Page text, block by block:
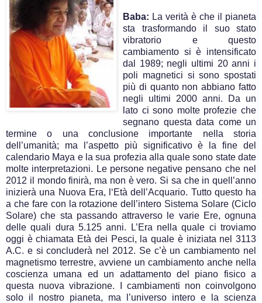
Baba: La verità è che il pianeta
sta trasformando il suo stato
vibratorio e questo
cambiamento si è intensificato
dal 1989; negli ultimi 20 anni i
poli magnetici si sono spostati
più di quanto non abbiano fatto
negli ultimi 2000 anni. Da un
lato ci sono molte profezie che
segnano questa data come un
termine o una conclusione importante nella storia
dell’umanità; ma l’aspetto più significativo è la fine del
calendario Maya e la sua profezia alla quale sono state date
molte interpretazioni. Le persone negative pensano che nel
2012 il mondo finirà, ma non è vero. Si sa che in quell’anno
inizierà una Nuova Era, l‘Età dell’Acquario. Tutto questo ha
a che fare con la rotazione dell’intero Sistema Solare (Ciclo
Solare) che sta passando attraverso le varie Ere, ognuna
delle quali dura 5.125 anni. L’Era nella quale ci troviamo
oggi è chiamata Età dei Pesci, la quale è iniziata nel 3113
A.C. e si concluderà nel 2012. Se c’è un cambiamento nel
magnetismo terrestre, avviene un cambiamento anche nella
coscienza umana ed un adattamento del piano fisico a
questa nuova vibrazione. I cambiamenti non coinvolgono
solo il nostro pianeta, ma l’universo intero e la scienza